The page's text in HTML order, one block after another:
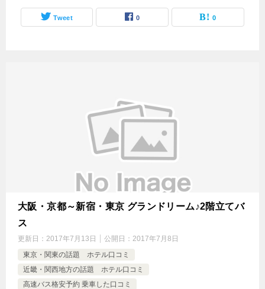
Tweet 0 0
大阪・京都～新宿・東京 グランドリーム♪2階立てバ
ス
更新日： 2017年7月13日 公開日： 2017年7月8日
東京・関東の話題 ホテル口コミ
近畿・関西地方の話題 ホテル口コミ
高速バス格安予約 乗車した口コミ